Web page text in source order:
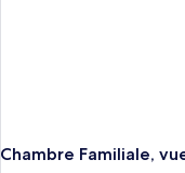
Chambre Familiale,